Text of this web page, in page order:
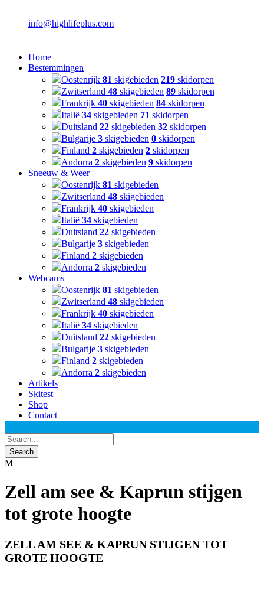
info@highlifeplus.com
Home
Bestemmingen
Oostenrijk 81 skigebieden 219 skidorpen
Zwitserland 48 skigebieden 89 skidorpen
Frankrijk 40 skigebieden 84 skidorpen
Italië 34 skigebieden 71 skidorpen
Duitsland 22 skigebieden 32 skidorpen
Bulgarije 3 skigebieden 0 skidorpen
Finland 2 skigebieden 2 skidorpen
Andorra 2 skigebieden 9 skidorpen
Sneeuw & Weer
Oostenrijk 81 skigebieden
Zwitserland 48 skigebieden
Frankrijk 40 skigebieden
Italië 34 skigebieden
Duitsland 22 skigebieden
Bulgarije 3 skigebieden
Finland 2 skigebieden
Andorra 2 skigebieden
Webcams
Oostenrijk 81 skigebieden
Zwitserland 48 skigebieden
Frankrijk 40 skigebieden
Italië 34 skigebieden
Duitsland 22 skigebieden
Bulgarije 3 skigebieden
Finland 2 skigebieden
Andorra 2 skigebieden
Artikels
Skitest
Shop
Contact
Zell am see & Kaprun stijgen
tot grote hoogte
ZELL AM SEE & KAPRUN STIJGEN TOT
GROTE HOOGTE